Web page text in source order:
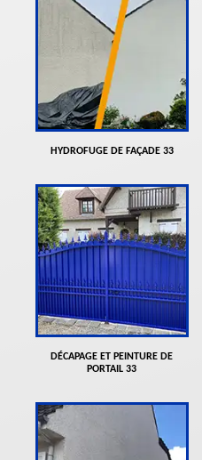
HYDROFUGE DE FAÇADE 33
DÉCAPAGE ET PEINTURE DE
PORTAIL 33